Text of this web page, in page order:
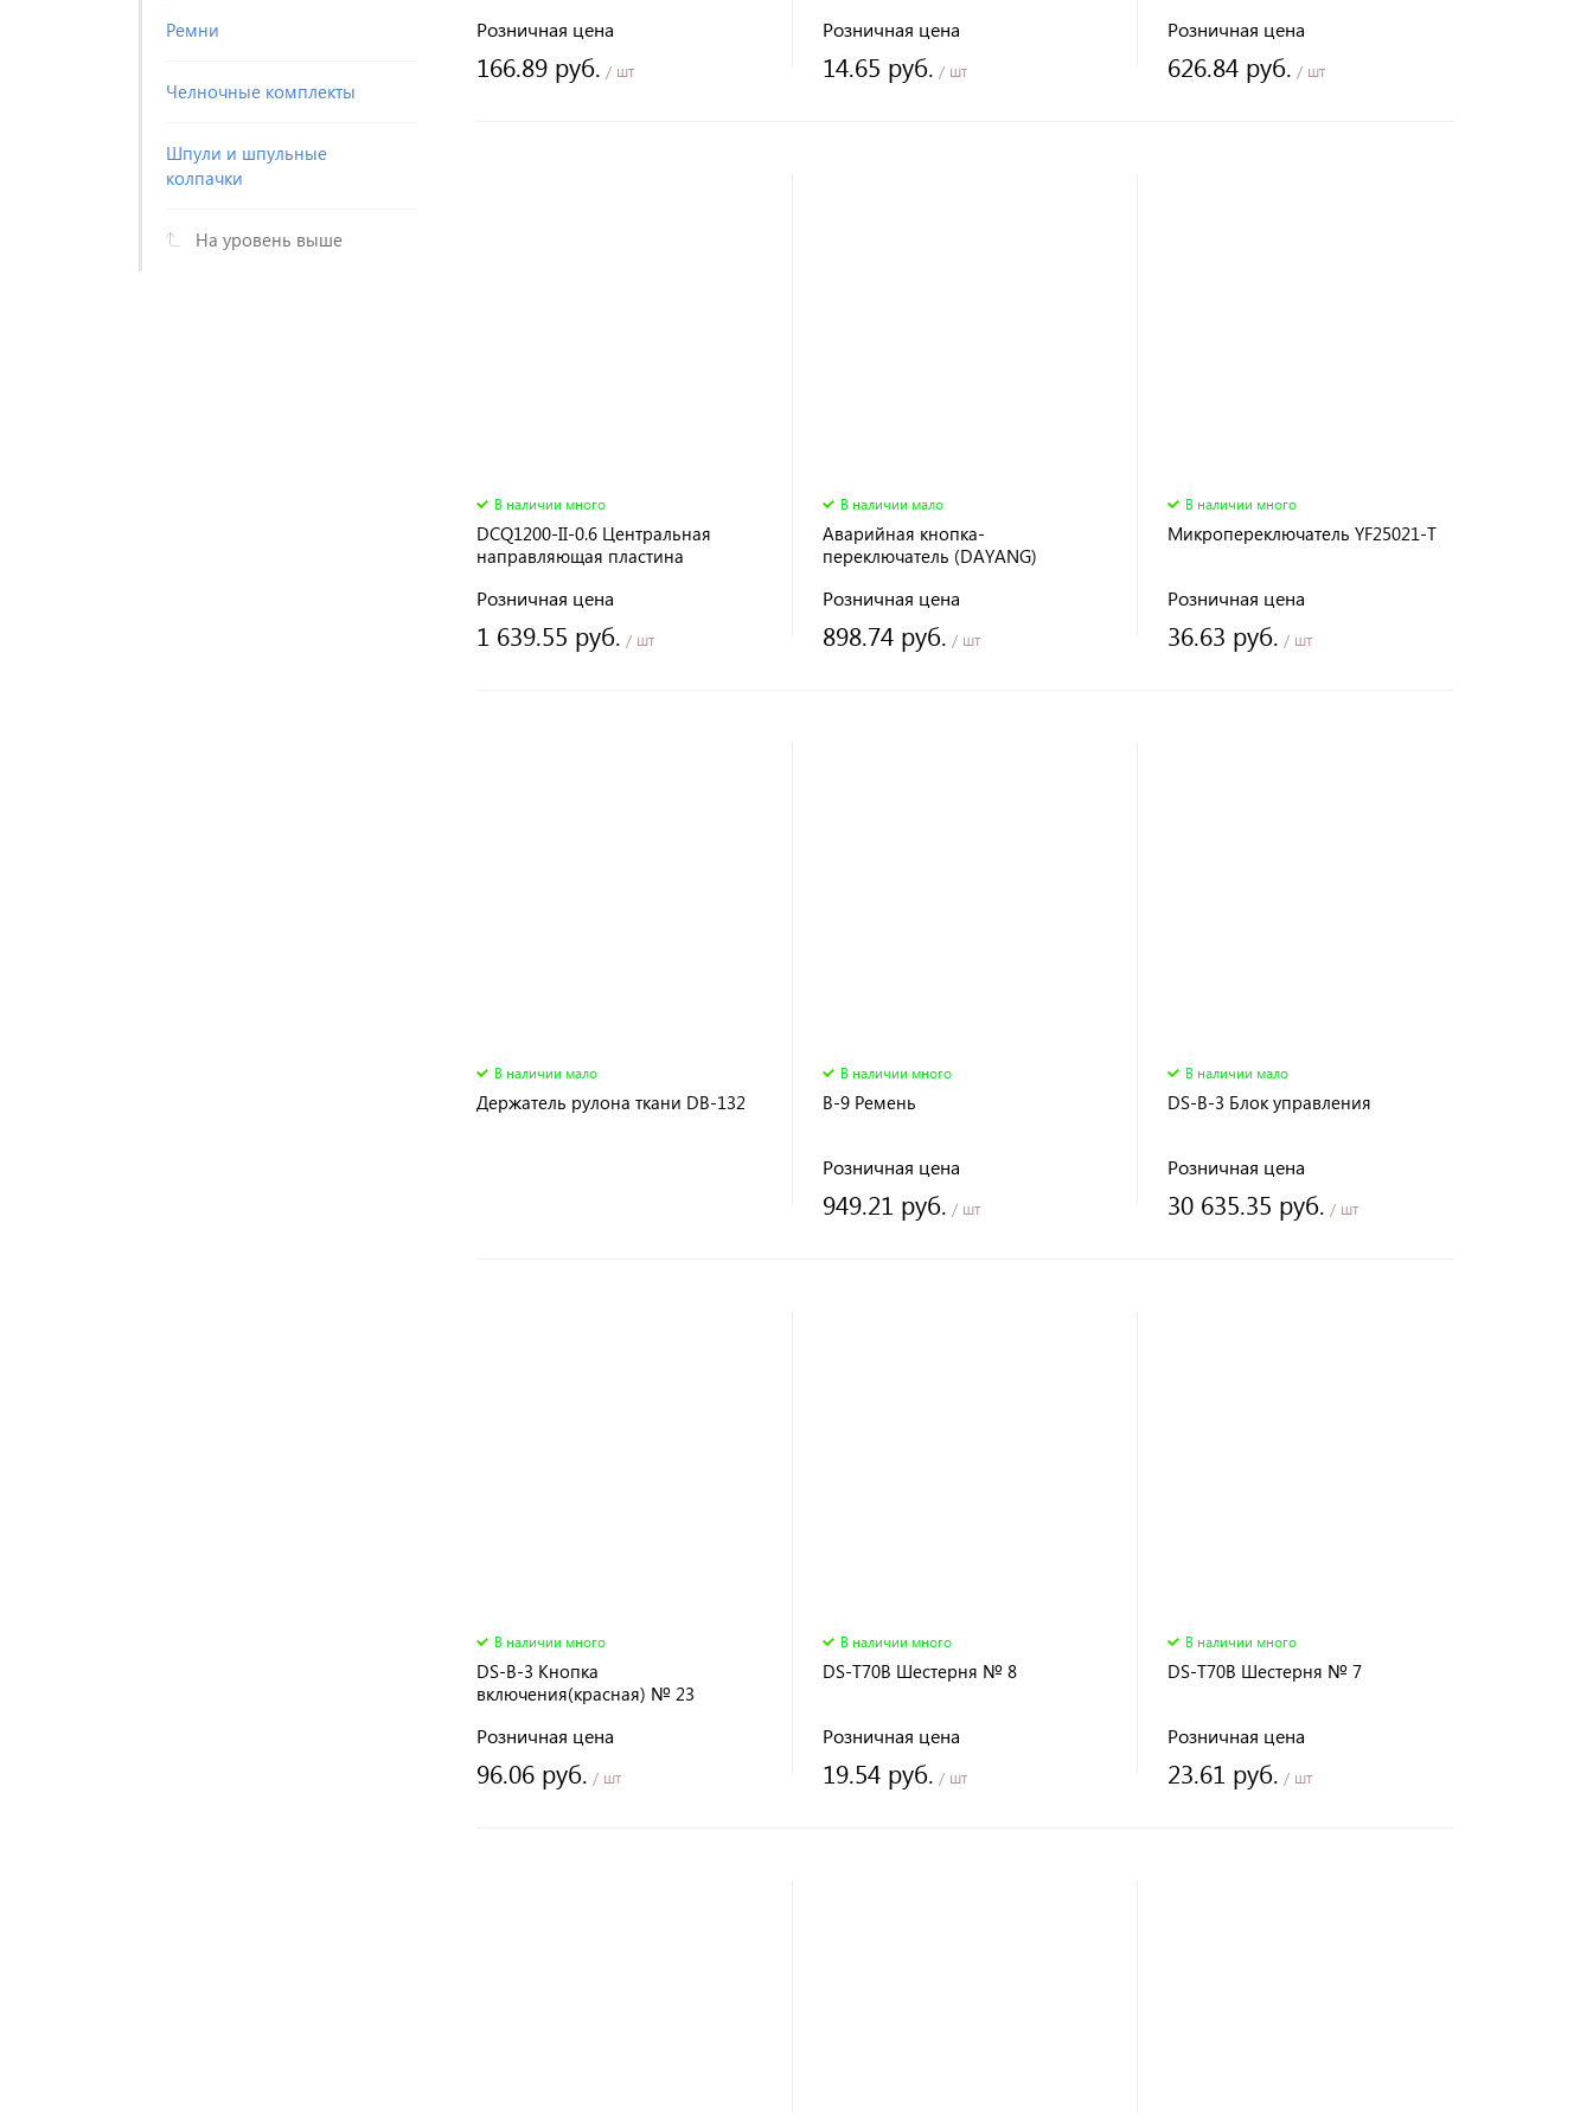
Ремни
Челночные комплекты
Шпули и шпульные
колпачки
На уровень выше
Розничная цена
166.89 руб. / шт
Розничная цена
14.65 руб. / шт
Розничная цена
626.84 руб. / шт
В наличии много
DCQ1200-II-0.6 Центральная
направляющая пластина
Розничная цена
1 639.55 руб. / шт
В наличии мало
Аварийная кнопка-
переключатель (DAYANG)
Розничная цена
898.74 руб. / шт
В наличии много
Микропереключатель YF25021-T
Розничная цена
36.63 руб. / шт
В наличии мало
Держатель рулона ткани DB-132
В наличии много
B-9 Ремень
Розничная цена
949.21 руб. / шт
В наличии мало
DS-B-3 Блок управления
Розничная цена
30 635.35 руб. / шт
В наличии много
DS-B-3 Кнопка
включения(красная) № 23
Розничная цена
96.06 руб. / шт
В наличии много
DS-T70B Шестерня № 8
Розничная цена
19.54 руб. / шт
В наличии много
DS-T70B Шестерня № 7
Розничная цена
23.61 руб. / шт